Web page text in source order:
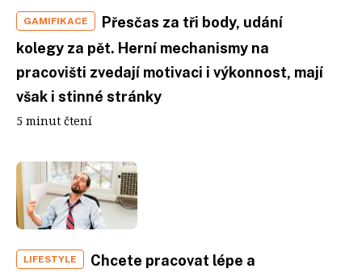
GAMIFIKACE
Přesčas za tři body, udání
kolegy za pět. Herní mechanismy na
pracovišti zvedají motivaci i výkonnost, mají
však i stinné stránky
5 minut čtení
LIFESTYLE
Chcete pracovat lépe a